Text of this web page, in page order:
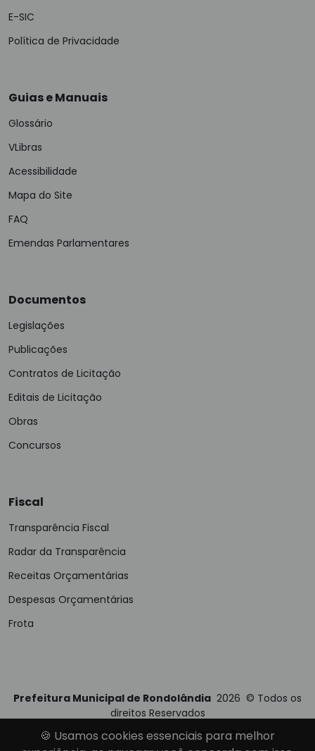
E-SIC
Política de Privacidade
Guias e Manuais
Glossário
VLibras
Acessibilidade
Mapa do Site
FAQ
Emendas Parlamentares
Documentos
Legislações
Publicações
Contratos de Licitação
Editais de Licitação
Obras
Concursos
Fiscal
Transparência Fiscal
Radar da Transparência
Receitas Orçamentárias
Despesas Orçamentárias
Frota
Prefeitura Municipal de Rondolândia 2026 © Todos os
direitos Reservados
Desenvolvido porE-Ticons| Versão: 2.4.1
🍪 Usamos cookies essenciais para melhor